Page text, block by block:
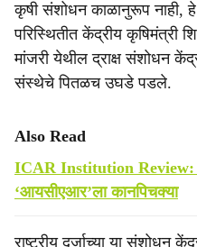
कृषी संशोधन काळानुरूप नाही, हे
परिस्थितीत केंद्रीय कृषिमंत्री
मांजरी येथील द्राक्ष संशोधन
संस्थेचे पितळच उघडे पडले.
Also Read
ICAR Institution Review:
‘आयसीएआर’ला कानपिचक्या
राष्ट्रीय दर्जाच्या या संशोधन